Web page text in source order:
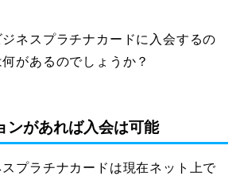
ネスプラチナカードに入会するの
があるのでしょうか？
ンがあれば入会は可能
プラチナカードは現在ネット上で